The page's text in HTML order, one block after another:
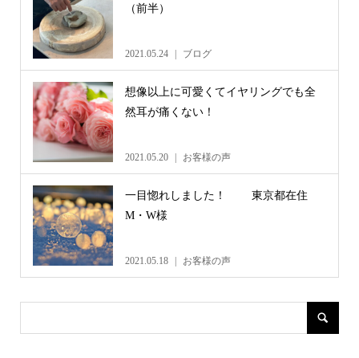
（前半）
2021.05.24 ブログ
想像以上に可愛くてイヤリングでも全
然耳が痛くない！
2021.05.20 お客様の声
一目惚れしました！ 東京都在住
M・W様
2021.05.18 お客様の声